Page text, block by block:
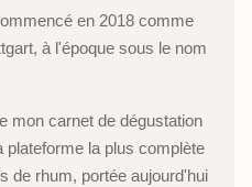
en 2018 comme
à l'époque sous le nom
mon carnet de dégustation
plateforme la plus complète
de rhum, portée aujourd'hui